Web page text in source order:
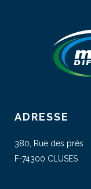
ADRESSE
380, Rue des prés
F-74300 CLUSES